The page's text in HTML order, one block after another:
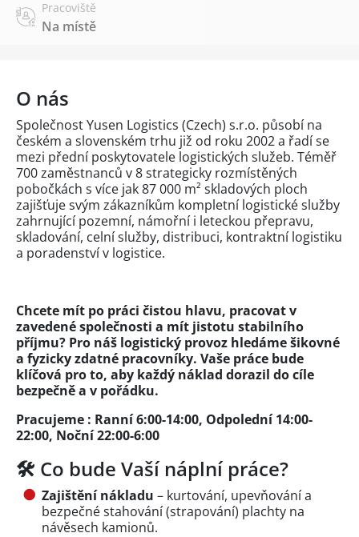
Pracoviště
Na místě
O nás
Společnost Yusen Logistics (Czech) s.r.o. působí na
českém a slovenském trhu již od roku 2002 a řadí se
mezi přední poskytovatele logistických služeb. Téměř
700 zaměstnanců v 8 strategicky rozmístěných
pobočkách s více jak 87 000 m² skladových ploch
zajišťuje svým zákazníkům kompletní logistické služby
zahrnující pozemní, námořní i leteckou přepravu,
skladování, celní služby, distribuci, kontraktní logistiku
a poradenství v logistice.
Chcete mít po práci čistou hlavu, pracovat v
zavedené společnosti a mít jistotu stabilního
příjmu? Pro náš logistický provoz hledáme šikovné
a fyzicky zdatné pracovníky. Vaše práce bude
klíčová pro to, aby každý náklad dorazil do cíle
bezpečně a v pořádku.
Pracujeme : Ranní 6:00-14:00, Odpolední 14:00-
22:00, Noční 22:00-6:00
🛠️ Co bude Vaší náplní práce?
Zajištění nákladu – kurtování, upevňování a
bezpečné stahování (strapování) plachty na
návěsech kamionů.